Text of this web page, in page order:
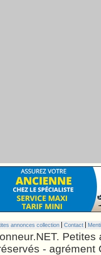
annonces collection Contact
- agrément